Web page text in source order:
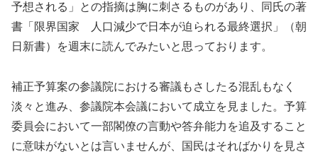
予想される」との指摘は胸に刺さるものがあり、同氏の著
書「限界国家 人口減少で日本が迫られる最終選択」（朝
日新書）を週末に読んでみたいと思っております。
補正予算案の参議院における審議もさしたる混乱もなく
淡々と進み、参議院本会議において成立を見ました。予算
委員会において一部閣僚の言動や答弁能力を追及すること
に意味がないとは言いませんが、国民はそればかりを見さ